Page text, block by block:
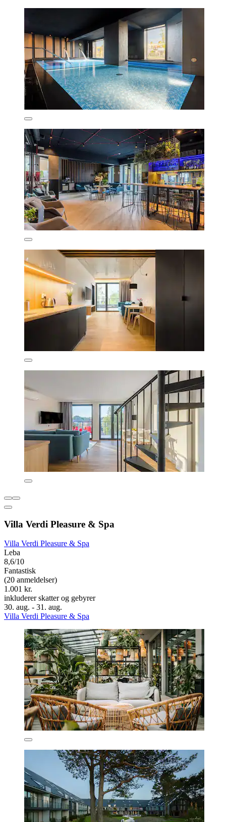
Villa Verdi Pleasure & Spa
Villa Verdi Pleasure & Spa
Leba
8,6/10
Fantastisk
(20 anmeldelser)
1.001 kr.
inkluderer skatter og gebyrer
30. aug. - 31. aug.
Villa Verdi Pleasure & Spa